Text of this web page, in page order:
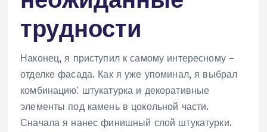
трудности
Наконец, я приступил к самому интересному –
отделке фасада. Как я уже упоминал, я выбрал
комбинацию⁚ штукатурка и декоративные
элементы под камень в цокольной части.
Сначала я нанес финишный слой штукатурки.